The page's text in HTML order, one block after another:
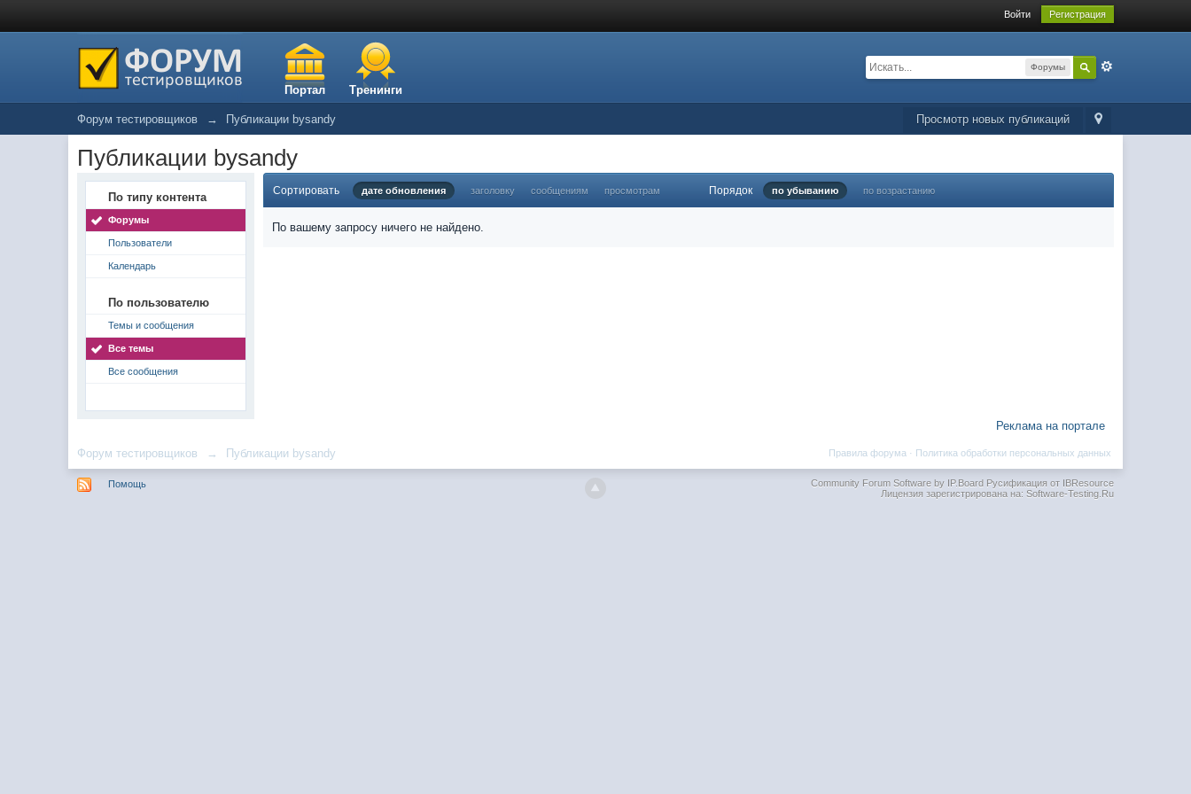
Войти Регистрация
Портал Тренинги
Форумы
Просмотр новых публикаций
Форум тестировщиков → Публикации bysandy
Публикации bysandy
По типу контента
Форумы
Пользователи
Календарь
По пользователю
Темы и сообщения
Все темы
Все сообщения
Сортировать дате обновления заголовку сообщениям просмотрам Порядок по убыванию по возрастанию
По вашему запросу ничего не найдено.
Реклама на портале
Форум тестировщиков → Публикации bysandy Политика обработки персональных данных
Правила форума ·
Помощь Community Forum Software by IP.BoardРусификация от IBResource
Лицензия зарегистрирована на: Software-Testing.Ru